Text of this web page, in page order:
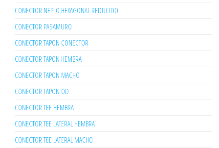
CONECTOR NEPLO HEXAGONAL REDUCIDO
CONECTOR PASAMURO
CONECTOR TAPON CONECTOR
CONECTOR TAPON HEMBRA
CONECTOR TAPON MACHO
CONECTOR TAPON OD
CONECTOR TEE HEMBRA
CONECTOR TEE LATERAL HEMBRA
CONECTOR TEE LATERAL MACHO